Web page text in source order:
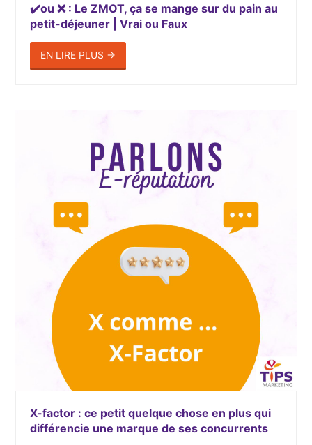
✔️ou ❌ : Le ZMOT, ça se mange sur du pain au
petit-déjeuner | Vrai ou Faux
EN LIRE PLUS →
X-factor : ce petit quelque chose en plus qui
différencie une marque de ses concurrents